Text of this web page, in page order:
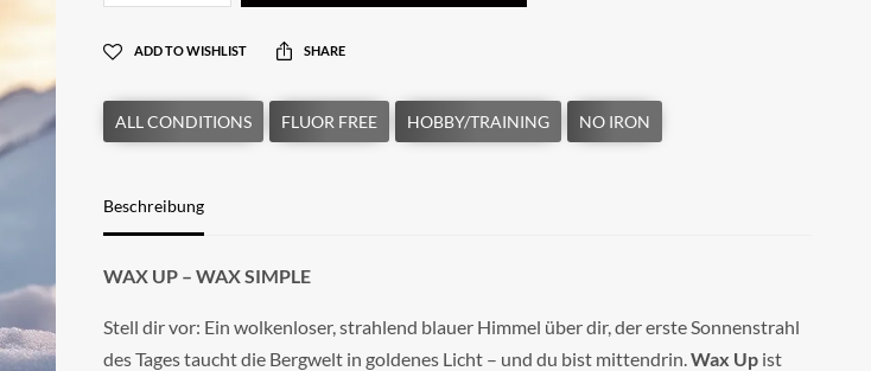
ADD TO WISHLIST SHARE
Beschreibung
WAX UP – WAX SIMPLE
Stell dir vor: Ein wolkenloser, strahlend blauer Himmel über dir, der erste Sonnenstrahl
des Tages taucht die Bergwelt in goldenes Licht – und du bist mittendrin.Wax Up ist